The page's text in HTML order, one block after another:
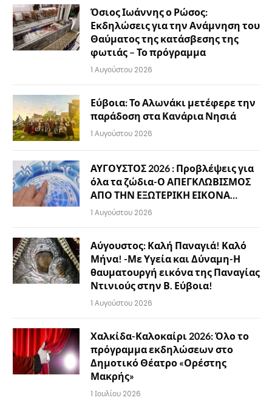
Όσιος Ιωάννης ο Ρώσος:
Εκδηλώσεις για την Ανάμνηση του
Θαύματος της κατάσβεσης της
φωτιάς – Το πρόγραμμα
1 Αυγούστου 2026
Εύβοια: Το Αλωνάκι μετέφερε την
παράδοση στα Κανάρια Νησιά
1 Αυγούστου 2026
ΑΥΓΟΥΣΤΟΣ 2026 : Προβλέψεις για
όλα τα ζώδια-Ο ΑΠΕΓΚΛΩΒΙΣΜΟΣ
ΑΠΟ ΤΗΝ ΕΞΩΤΕΡΙΚΗ ΕΙΚΟΝΑ…
1 Αυγούστου 2026
Αύγουστος: Καλή Παναγιά! Καλό
Μήνα! -Με Υγεία και Δύναμη-Η
θαυματουργή εικόνα της Παναγίας
Ντινιούς στην Β. Εύβοια!
1 Αυγούστου 2026
Χαλκίδα-Καλοκαίρι 2026: Όλο το
πρόγραμμα εκδηλώσεων στο
Δημοτικό Θέατρο «Ορέστης
Μακρής»
1 Ιουλίου 2026